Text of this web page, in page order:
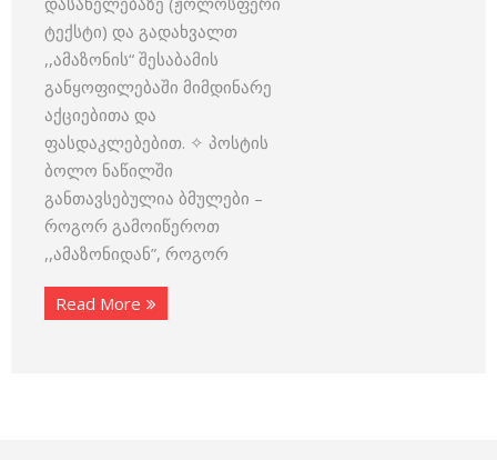
ტექსტი) და გადახვალთ
,,ამაზონის“ შესაბამის
განყოფილებაში მიმდინარე
აქციებითა და
ფასდაკლებებით. ✧ პოსტის
ბოლო ნაწილში
განთავსებულია ბმულები –
როგორ გამოიწეროთ
,,ამაზონიდან”, როგორ
Read More